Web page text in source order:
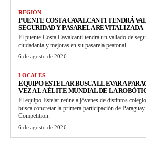
REGIÓN
PUENTE COSTA CAVALCANTI TENDRÁ
SEGURIDAD Y PASARELA REVITALIZADA
El puente Costa Cavalcanti tendrá un vallado de
ciudadanía y mejoras en su pasarela peatonal.
6 de agosto de 2026
LOCALES
EQUIPO ESTELAR BUSCA LLEVAR A
VEZ A LA ÉLITE MUNDIAL DE LA
El equipo Estelar reúne a jóvenes de distintos
busca concretar la primera participación de
Competition.
6 de agosto de 2026